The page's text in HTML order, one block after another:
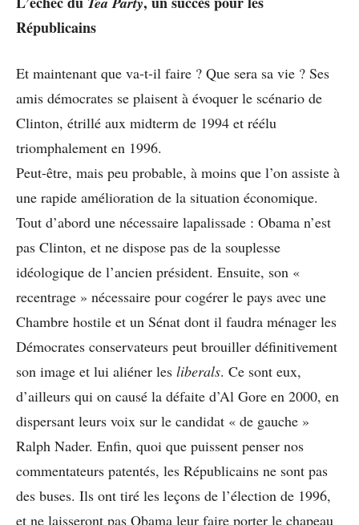
Républicains
Et maintenant que va-t-il faire ? Que sera sa vie ? Ses
amis démocrates se plaisent à évoquer le scénario de
Clinton, étrillé aux midterm de 1994 et réélu
triomphalement en 1996.
Peut-être, mais peu probable, à moins que l’on assiste à
une rapide amélioration de la situation économique.
Tout d’abord une nécessaire lapalissade : Obama n’est
pas Clinton, et ne dispose pas de la souplesse
idéologique de l’ancien président. Ensuite, son «
recentrage » nécessaire pour cogérer le pays avec une
Chambre hostile et un Sénat dont il faudra ménager les
Démocrates conservateurs peut brouiller définitivement
son image et lui aliéner les liberals. Ce sont eux,
d’ailleurs qui on causé la défaite d’Al Gore en 2000, en
dispersant leurs voix sur le candidat « de gauche »
Ralph Nader. Enfin, quoi que puissent penser nos
commentateurs patentés, les Républicains ne sont pas
des buses. Ils ont tiré les leçons de l’élection de 1996,
et ne laisseront pas Obama leur faire porter le chapeau